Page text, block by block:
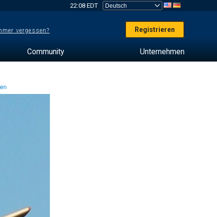
22:08 EDT
vergessen? Registrieren
Community Unternehmen